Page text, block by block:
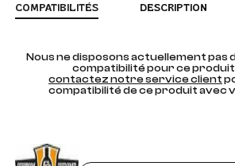
COMPATIBILITÉS DESCRIPTION
Nous ne disposons actuellement pas
compatibilité pour ce
contactez notre service client
compatibilité de ce produit avec